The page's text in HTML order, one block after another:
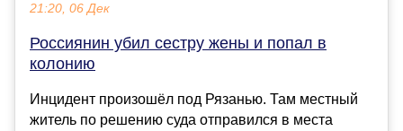
21:20, 06 Дек
Россиянин убил сестру жены и попал в
колонию
Инцидент произошёл под Рязанью. Там местный
житель по решению суда отправился в места